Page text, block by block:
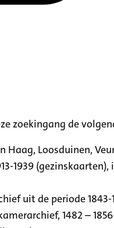
zoekingang de
Haag, Loosduinen,
1939
uit de periode 1843-
1482 – 1856